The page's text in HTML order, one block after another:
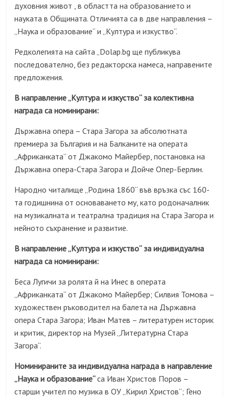
духовния живот , в областта на образованието и
науката в Общината. Отличията са в две направления –
„Наука и образование“ и „Култура и изкуство“.
Редколегията на сайта „Dolap.bg ще публикува
последователно, без редакторска намеса, направените
предложения.
В направление „Култура и изкуство“ за колективна
награда са номинирани:
Държавна опера – Стара Загора за абсолютната
премиера за България и на Балканите на операта
„Африканката” от Джакомо Майербер, постановка на
Държавна опера-Стара Загора и Дойче Опер-Берлин.
Народно читалище „Родина 1860“ във връзка със 160-
та годишнина от основаването му, като родоначалник
на музикалната и театрална традиция на Стара Загора и
нейното съхранение и развитие.
В направление „Култура и изкуство“ за индивидуална
награда са номинирани:
Беса Лугичи за ролята й на Инес в операта
„Африканката“ от Джакомо Майербер; Силвия Томова –
художествен ръководител на балета на Държавна
опера Стара Загора; Иван Матев – литературен историк
и критик, директор на Музей „Литературна Стара
Загора“.
Номинираните за индивидуална награда в направление
„Наука и образование“са Иван Христов Поров –
старши учител по музика в ОУ „Кирил Христов“; Гено